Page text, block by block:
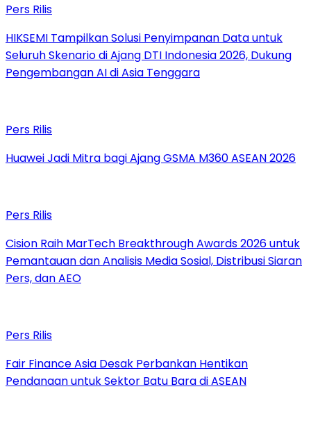
Pers Rilis
HIKSEMI Tampilkan Solusi Penyimpanan Data untuk
Seluruh Skenario di Ajang DTI Indonesia 2026, Dukung
Pengembangan AI di Asia Tenggara
Pers Rilis
Huawei Jadi Mitra bagi Ajang GSMA M360 ASEAN 2026
Pers Rilis
Cision Raih MarTech Breakthrough Awards 2026 untuk
Pemantauan dan Analisis Media Sosial, Distribusi Siaran
Pers, dan AEO
Pers Rilis
Fair Finance Asia Desak Perbankan Hentikan
Pendanaan untuk Sektor Batu Bara di ASEAN